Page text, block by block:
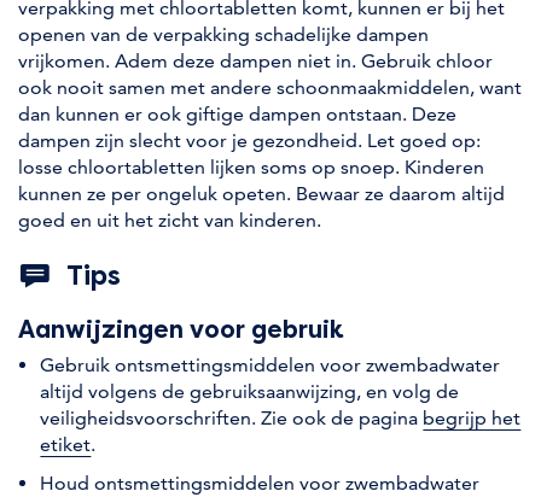
verpakking met chloortabletten komt, kunnen er bij het
openen van de verpakking schadelijke dampen
vrijkomen. Adem deze dampen niet in. Gebruik chloor
ook nooit samen met andere schoonmaakmiddelen, want
dan kunnen er ook giftige dampen ontstaan. Deze
dampen zijn slecht voor je gezondheid. Let goed op:
losse chloortabletten lijken soms op snoep. Kinderen
kunnen ze per ongeluk opeten. Bewaar ze daarom altijd
goed en uit het zicht van kinderen.
Tips
Aanwijzingen voor gebruik
Gebruik ontsmettingsmiddelen voor zwembadwater
altijd volgens de gebruiksaanwijzing, en volg de
veiligheidsvoorschriften. Zie ook de pagina begrijp het
etiket.
Houd ontsmettingsmiddelen voor zwembadwater